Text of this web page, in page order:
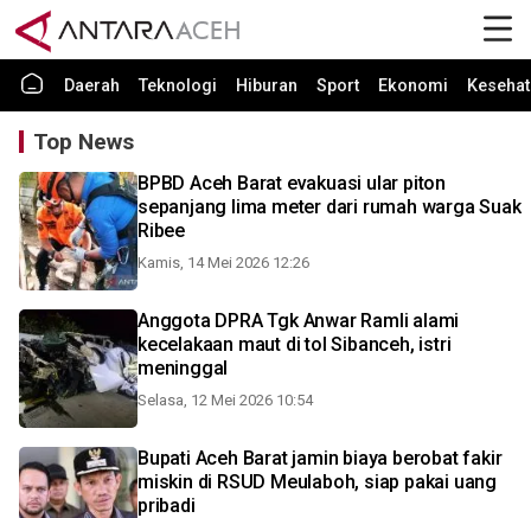
Daerah Teknologi Hiburan Sport Ekonomi
Top News
BPBD Aceh Barat evakuasi ular piton
sepanjang lima meter dari rumah warga Suak
Ribee
Kamis, 14 Mei 2026 12:26
Anggota DPRA Tgk Anwar Ramli alami
kecelakaan maut di tol Sibanceh, istri
meninggal
Selasa, 12 Mei 2026 10:54
Bupati Aceh Barat jamin biaya berobat fakir
miskin di RSUD Meulaboh, siap pakai uang
pribadi